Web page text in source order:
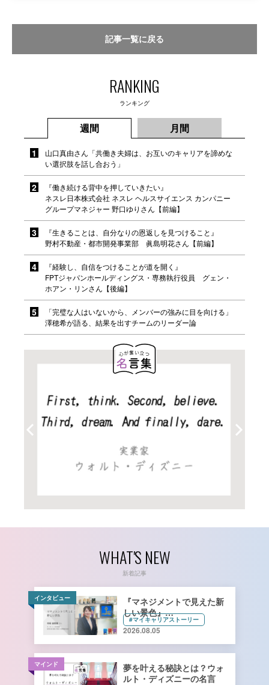
記事一覧に戻る
RANKING
ランキング
週間 月間
山口真由さん「共働き夫婦は、お互いのキャリアを諦めな
い選択肢を話し合おう」
『働き続ける背中を押していきたい』
ネスレ日本株式会社 ネスレ ヘルスサイエンス カンパニー
グループマネジャー 野口ゆりさん【前編】
『生きることは、自分なりの恩返しを見つけること』
野村不動産・都市開発事業部 眞島明花さん【前編】
『経験し、自信をつけることが道を開く』
FPTジャパンホールディングス・専務執行役員 グェン・
ホアン・リンさん【後編】
「完璧な人はいないから、メンバーの強みに目を向ける」
澤穂希が語る、結果を出すチームのリーダー論
WHAT'S NEW
新着記事
インタビュー
『マネジメントで見えた新
しい景色』
キーコーヒー株式会社 管理
本部 総務人事部 人財開発
課長 寺﨑由香里さん【前
編】
#マイキャリアストーリー
2026.08.05
マインド
夢を叶える秘訣とは？ウォ
ルト・ディズニーの名言